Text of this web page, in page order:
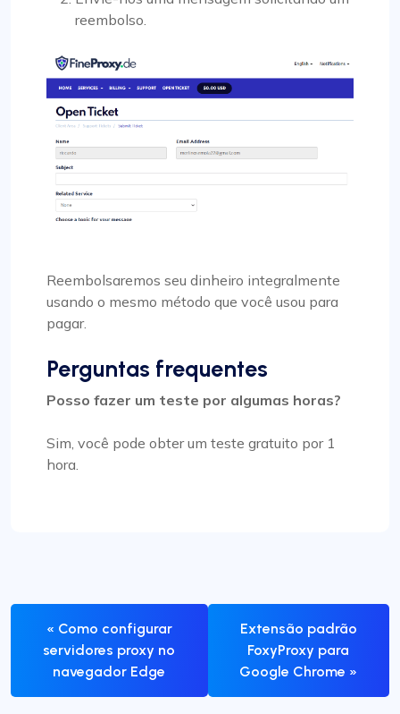
reembolso.
Reembolsaremos seu dinheiro integralmente
usando o mesmo método que você usou para
pagar.
Perguntas frequentes
Posso fazer um teste por algumas horas?
Sim, você pode obter um teste gratuito por 1
hora.
« Como configurar
servidores proxy no
navegador Edge
Extensão padrão
FoxyProxy para
Google Chrome »